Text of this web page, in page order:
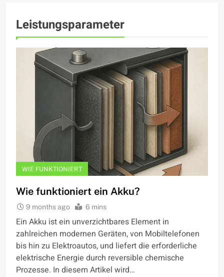
Leistungsparameter
WIE FUNKTIONIERT
Wie funktioniert ein Akku?
9 months ago 6 mins
Ein Akku ist ein unverzichtbares Element in
zahlreichen modernen Geräten, von Mobiltelefonen
bis hin zu Elektroautos, und liefert die erforderliche
elektrische Energie durch reversible chemische
Prozesse. In diesem Artikel wird…